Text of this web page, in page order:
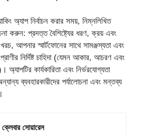
অ্যাপ নির্বাচন করার সময়, নিম্নলিখিত
করুন: প্রদত্ত বৈশিষ্ট্যের ধরণ, ক্রয় এবং
খরচ, আপনার স্মার্টফোনের সাথে সামঞ্জস্যতা এবং
নির্দিষ্ট চাহিদা (যেমন আকার, আচরণ এবং
অ্যাপটির কার্যকারিতা এবং নির্ভরযোগ্যতা
ব্যবহারকারীদের পর্যালোচনা এবং মন্তব্য
ক্লেবার সোয়ারেস